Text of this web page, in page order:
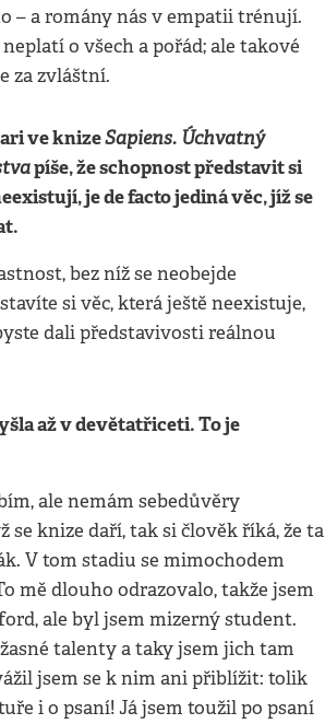
– a romány nás v empatii trénují.
o všech a pořád; ale takové
za zvláštní.
ve knizeSapiens. Úchvatný
píše, že schopnost představit si
je de facto jediná věc, jíž se
bez níž se neobejde
si věc, která ještě neexistuje,
dali představivosti reálnou
až v devětatřiceti. To je
ale nemám sebedůvěry
se knize daří, tak si člověk říká, že ta
V tom stadiu se mimochodem
mě dlouho odrazovalo, takže jsem
ale byl jsem mizerný student.
talenty a taky jsem jich tam
jsem se k nim ani přiblížit: tolik
i o psaní! Já jsem toužil po psaní